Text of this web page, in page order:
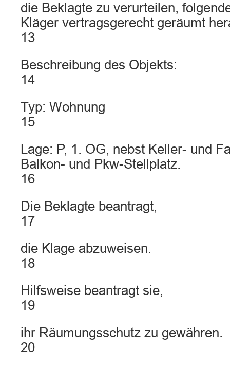
die Beklagte zu verurteilen,
Kläger vertragsgerecht geräumt
13
Beschreibung des Objekts:
14
Typ: Wohnung
15
Lage: P, 1. OG, nebst Keller- und
Balkon- und Pkw-Stellplatz.
16
Die Beklagte beantragt,
17
die Klage abzuweisen.
18
Hilfsweise beantragt sie,
19
ihr Räumungsschutz zu gewähren.
20